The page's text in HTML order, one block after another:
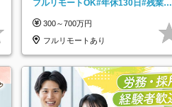
フルリモートOK#年休130日#残業月
300～700万円
フルリモートあり